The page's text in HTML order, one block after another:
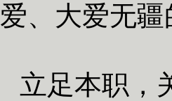
爱、大爱无疆
立足本职，